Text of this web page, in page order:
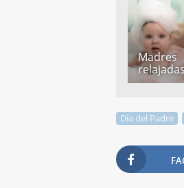
Madres
Día del Padre